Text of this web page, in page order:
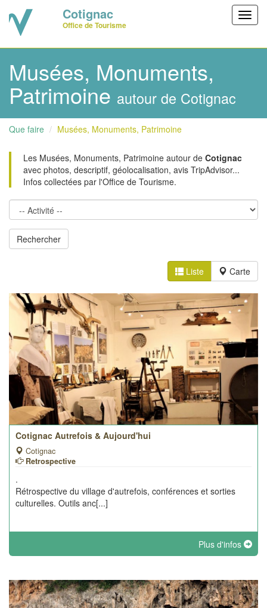
Cotignac
Office de Tourisme
Musées, Monuments,
Patrimoine autour de Cotignac
Que faire Musées, Monuments, Patrimoine
Les Musées, Monuments, Patrimoine autour de Cotignac
avec photos, descriptif, géolocalisation, avis TripAdvisor...
Infos collectées par l'Office de Tourisme.
Liste Carte
Cotignac Autrefois & Aujourd'hui
Cotignac
Retrospective
.
Rétrospective du village d'autrefois, conférences et sorties
culturelles. Outils anc[...]
Plus d'infos